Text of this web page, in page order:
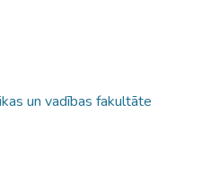
un vadības fakultāte